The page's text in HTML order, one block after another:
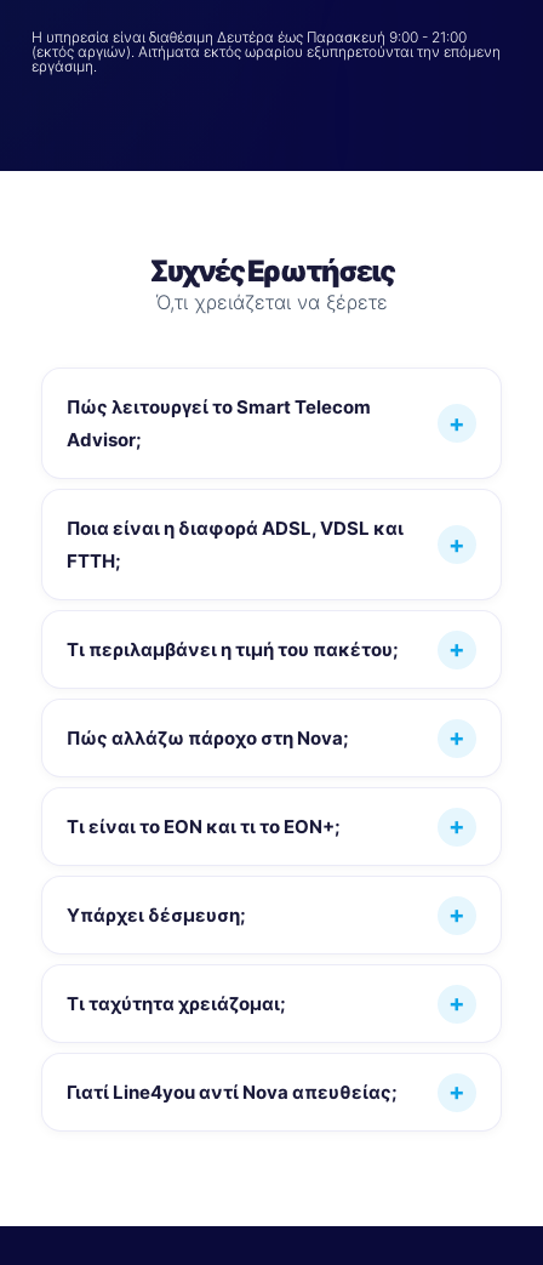
Η υπηρεσία είναι διαθέσιμη Δευτέρα έως Παρασκευή 9:00 - 21:00
(εκτός αργιών). Αιτήματα εκτός ωραρίου εξυπηρετούνται την επόμενη
εργάσιμη.
Συχνές Ερωτήσεις
Ό,τι χρειάζεται να ξέρετε
Πώς λειτουργεί το Smart Telecom
Advisor;
Ποια είναι η διαφορά ADSL, VDSL και
FTTH;
Τι περιλαμβάνει η τιμή του πακέτου;
Πώς αλλάζω πάροχο στη Nova;
Τι είναι το EON και τι το EON+;
Υπάρχει δέσμευση;
Τι ταχύτητα χρειάζομαι;
Γιατί Line4you αντί Nova απευθείας;